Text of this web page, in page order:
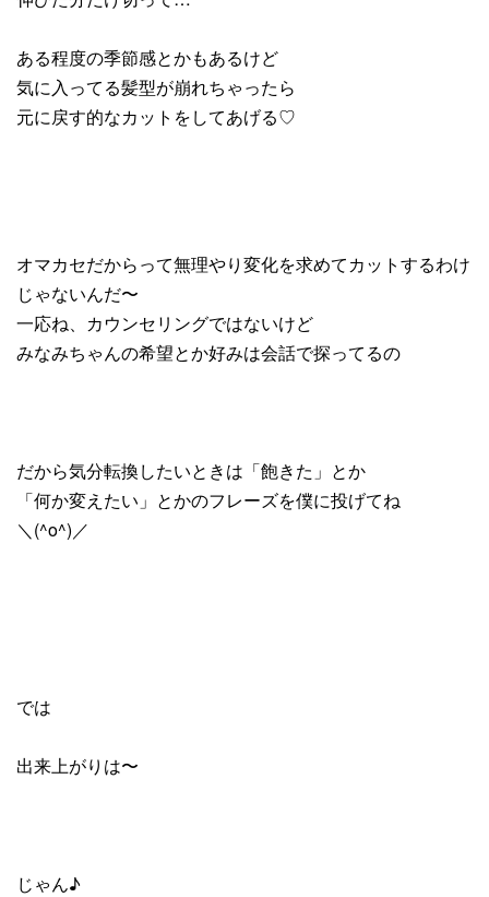
ある程度の季節感とかもあるけど
気に入ってる髪型が崩れちゃったら
元に戻す的なカットをしてあげる♡
オマカセだからって無理やり変化を求めてカットするわけ
じゃないんだ〜
一応ね、カウンセリングではないけど
みなみちゃんの希望とか好みは会話で探ってるの
だから気分転換したいときは「飽きた」とか
「何か変えたい」とかのフレーズを僕に投げてね
＼(^o^)／
では
出来上がりは〜
じゃん♪